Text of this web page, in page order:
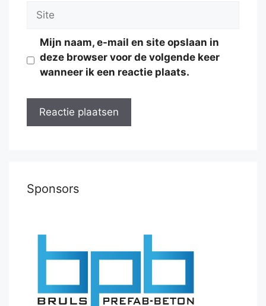
Site
Mijn naam, e-mail en site opslaan in
deze browser voor de volgende keer
wanneer ik een reactie plaats.
Sponsors